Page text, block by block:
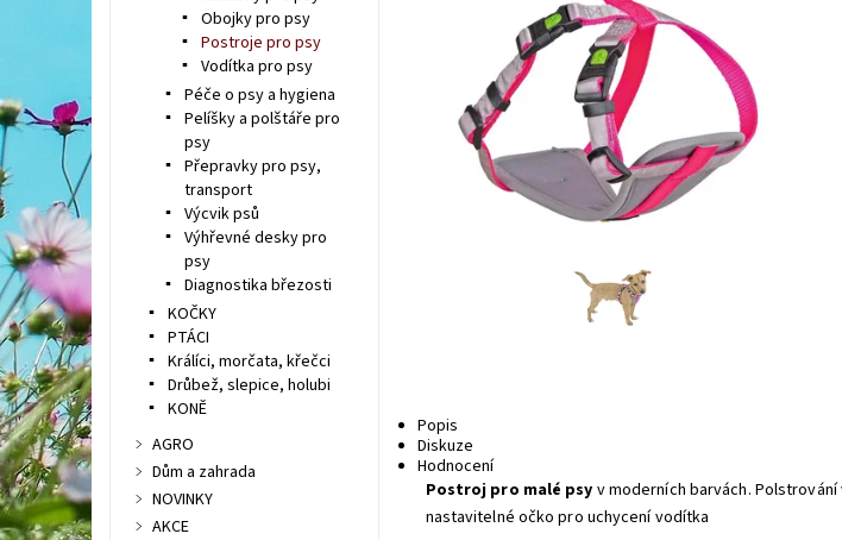
Popis
Diskuze
Hodnocení
Postroj pro malé psy v moderních barvách.
nastavitelné očko pro uchycení vodítka
Obojky pro psy
Postroje pro psy
Vodítka pro psy
Péče o psy a hygiena
Pelíšky a polštáře pro
psy
Přepravky pro psy,
transport
Výcvik psů
Výhřevné desky pro
psy
Diagnostika březosti
KOČKY
PTÁCI
Králíci, morčata, křečci
Drůbež, slepice, holubi
KONĚ
AGRO
Dům a zahrada
NOVINKY
AKCE